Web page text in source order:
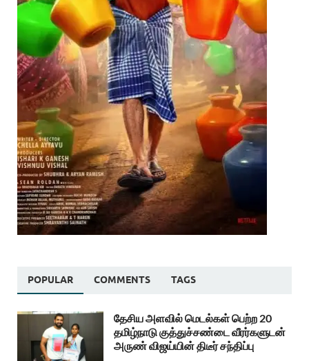
POPULAR COMMENTS TAGS
தேசிய அளவில் மெடல்கள் பெற்ற 20
தமிழ்நாடு குத்துச்சண்டை வீரர்களுடன்
அருண் விஜய்யின் திடீர் சந்திப்பு